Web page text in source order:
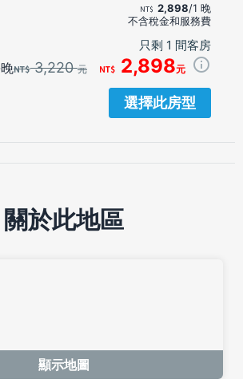
2,898/1 晚
不含稅金和服務費
只剩 1 間客房
3,220元 2,898元
選擇此房型
關於此地區
顯示地圖